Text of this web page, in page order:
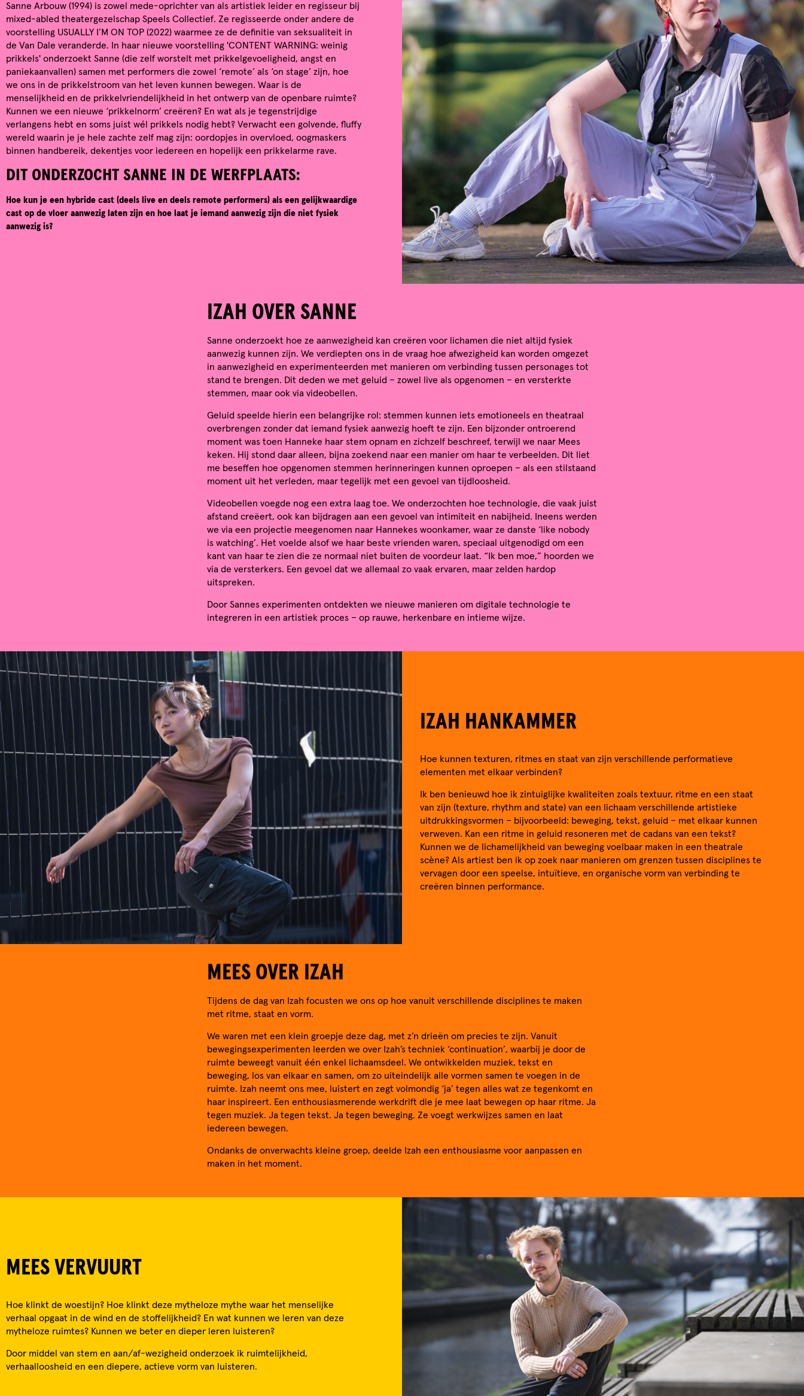
Sanne Arbouw (1994) is zowel mede-oprichter van als artistiek leider en regisseur bij
mixed-abled theatergezelschap Speels Collectief. Ze regisseerde onder andere de
voorstelling USUALLY I’M ON TOP (2022) waarmee ze de definitie van seksualiteit in
de Van Dale veranderde. In haar nieuwe voorstelling 'CONTENT WARNING: weinig
prikkels' onderzoekt Sanne (die zelf worstelt met prikkelgevoeligheid, angst en
paniekaanvallen) samen met performers die zowel ‘remote’ als ‘on stage’ zijn, hoe
we ons in de prikkelstroom van het leven kunnen bewegen. Waar is de
menselijkheid en de prikkelvriendelijkheid in het ontwerp van de openbare ruimte?
Kunnen we een nieuwe ‘prikkelnorm’ creëren? En wat als je tegenstrijdige
verlangens hebt en soms juist wél prikkels nodig hebt? Verwacht een golvende, fluffy
wereld waarin je je hele zachte zelf mag zijn: oordopjes in overvloed, oogmaskers
binnen handbereik, dekentjes voor iedereen en hopelijk een prikkelarme rave.
DIT ONDERZOCHT SANNE IN DE WERFPLAATS:
Hoe kun je een hybride cast (deels live en deels remote performers) als een gelijkwaardige
cast op de vloer aanwezig laten zijn en hoe laat je iemand aanwezig zijn die niet fysiek
aanwezig is?
IZAH OVER SANNE
Sanne onderzoekt hoe ze aanwezigheid kan creëren voor lichamen die niet altijd fysiek
aanwezig kunnen zijn. We verdiepten ons in de vraag hoe afwezigheid kan worden omgezet
in aanwezigheid en experimenteerden met manieren om verbinding tussen personages tot
stand te brengen. Dit deden we met geluid – zowel live als opgenomen – en versterkte
stemmen, maar ook via videobellen.
Geluid speelde hierin een belangrijke rol: stemmen kunnen iets emotioneels en theatraal
overbrengen zonder dat iemand fysiek aanwezig hoeft te zijn. Een bijzonder ontroerend
moment was toen Hanneke haar stem opnam en zichzelf beschreef, terwijl we naar Mees
keken. Hij stond daar alleen, bijna zoekend naar een manier om haar te verbeelden. Dit liet
me beseffen hoe opgenomen stemmen herinneringen kunnen oproepen – als een stilstaand
moment uit het verleden, maar tegelijk met een gevoel van tijdloosheid.
Videobellen voegde nog een extra laag toe. We onderzochten hoe technologie, die vaak juist
afstand creëert, ook kan bijdragen aan een gevoel van intimiteit en nabijheid. Ineens werden
we via een projectie meegenomen naar Hannekes woonkamer, waar ze danste ‘like nobody
is watching’. Het voelde alsof we haar beste vrienden waren, speciaal uitgenodigd om een
kant van haar te zien die ze normaal niet buiten de voordeur laat. “Ik ben moe,” hoorden we
via de versterkers. Een gevoel dat we allemaal zo vaak ervaren, maar zelden hardop
uitspreken.
Door Sannes experimenten ontdekten we nieuwe manieren om digitale technologie te
integreren in een artistiek proces – op rauwe, herkenbare en intieme wijze.
IZAH HANKAMMER
Hoe kunnen texturen, ritmes en staat van zijn verschillende performatieve
elementen met elkaar verbinden?
Ik ben benieuwd hoe ik zintuiglijke kwaliteiten zoals textuur, ritme en een staat
van zijn (texture, rhythm and state) van een lichaam verschillende artistieke
uitdrukkingsvormen – bijvoorbeeld: beweging, tekst, geluid – met elkaar kunnen
verweven. Kan een ritme in geluid resoneren met de cadans van een tekst?
Kunnen we de lichamelijkheid van beweging voelbaar maken in een theatrale
scène? Als artiest ben ik op zoek naar manieren om grenzen tussen disciplines te
vervagen door een speelse, intuïtieve, en organische vorm van verbinding te
creëren binnen performance.
MEES OVER IZAH
Tijdens de dag van Izah focusten we ons op hoe vanuit verschillende disciplines te maken
met ritme, staat en vorm.
We waren met een klein groepje deze dag, met z’n drieën om precies te zijn. Vanuit
bewegingsexperimenten leerden we over Izah’s techniek ‘continuation’, waarbij je door de
ruimte beweegt vanuit één enkel lichaamsdeel. We ontwikkelden muziek, tekst en
beweging, los van elkaar en samen, om zo uiteindelijk alle vormen samen te voegen in de
ruimte. Izah neemt ons mee, luistert en zegt volmondig ‘ja’ tegen alles wat ze tegenkomt en
haar inspireert. Een enthousiasmerende werkdrift die je mee laat bewegen op haar ritme. Ja
tegen muziek. Ja tegen tekst. Ja tegen beweging. Ze voegt werkwijzes samen en laat
iedereen bewegen.
Ondanks de onverwachts kleine groep, deelde Izah een enthousiasme voor aanpassen en
maken in het moment.
MEES VERVUURT
Hoe klinkt de woestijn? Hoe klinkt deze mytheloze mythe waar het menselijke
verhaal opgaat in de wind en de stoffelijkheid? En wat kunnen we leren van deze
mytheloze ruimtes? Kunnen we beter en dieper leren luisteren?
Door middel van stem en aan/af-wezigheid onderzoek ik ruimtelijkheid,
verhaalloosheid en een diepere, actieve vorm van luisteren.